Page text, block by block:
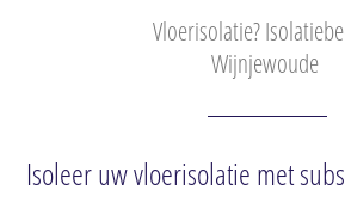
Vloerisolatie?
Wijnjewoude
Isoleer uw vloerisolatie met